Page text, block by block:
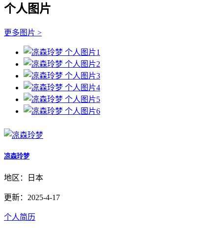
个人图片
更多图片 >
凉森玲梦
地区：日本
更新：2025-4-17
个人简历